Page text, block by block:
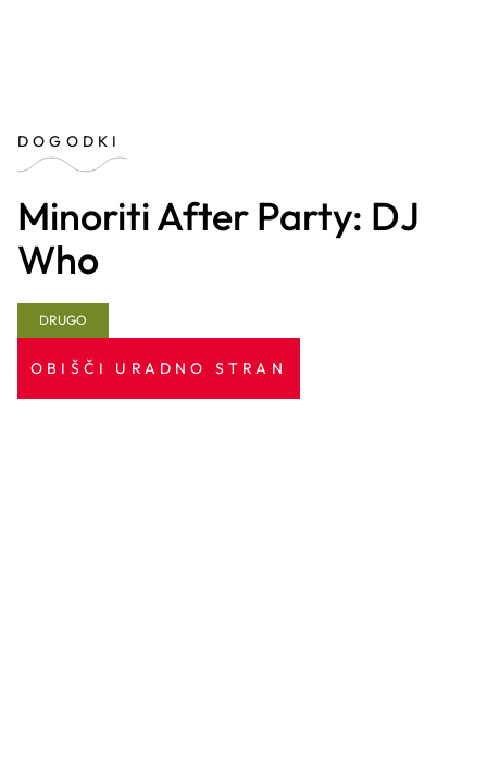
DOGODKI
Minoriti After Party: DJ
Who
DRUGO
OBIŠČI URADNO STRAN